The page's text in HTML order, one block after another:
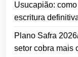
Usucapião:
escritura
Plano Safra
setor cobra mais